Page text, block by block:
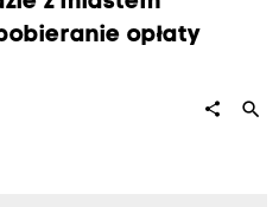
opłaty
share search